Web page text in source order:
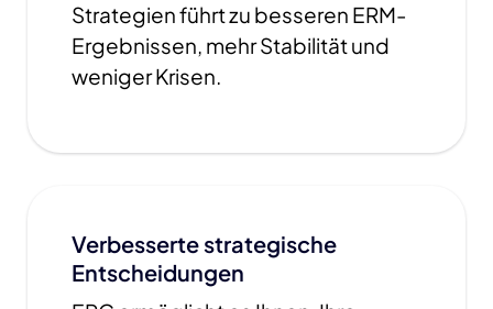
Strategien führt zu besseren ERM-
Ergebnissen, mehr Stabilität und
weniger Krisen.
Verbesserte strategische
Entscheidungen